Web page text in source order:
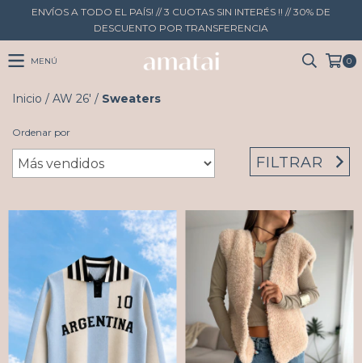
ENVÍOS A TODO EL PAÍS! // 3 CUOTAS SIN INTERÉS !! // 30% DE
DESCUENTO POR TRANSFERENCIA
MENÚ 0
Inicio / AW 26' / Sweaters
Ordenar por
FILTRAR